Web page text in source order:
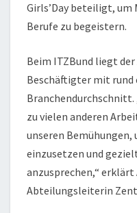
Girls’Day beteiligt, um
Berufe zu begeistern.
Beim ITZBund liegt
Beschäftigter mit
Branchendurchschnitt.
zu vielen anderen
unseren Bemühungen,
einzusetzen und
anzusprechen,“
Abteilungsleiterin